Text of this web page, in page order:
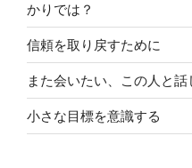
かりでは？
信頼を取り戻すために
また会いたい、この人と
小さな目標を意識する